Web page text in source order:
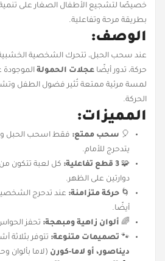
خصيصًا لتشجيع الأطفال الصغار على تنمية
بطريقة مرحة وتفاعلية.
الوصف:
عند سحب الحبل، تتحرك الشخصية
حركة، تدور أيضًا عجلات الحمولة
لمسة مرئية ممتعة تُثير فضول الطفل
الحركة.
المميزات:
🎈 سحب ممتع: فقط اسحب الحبل
يتدحرج للأمام.
🧩 3 قطع تفاعلية:
كل لعبة تتكون
دوارتين على الظهر.
🌀 حركة متزامنة: عند تدحرج
أيضًا.
🌈 ألوان زاهية ومبهجة: تحفز
🐾 تصميمات متنوعة: تتوفر بثلاثة
ديناصور، أو لاما-كورن (لاما بألوان